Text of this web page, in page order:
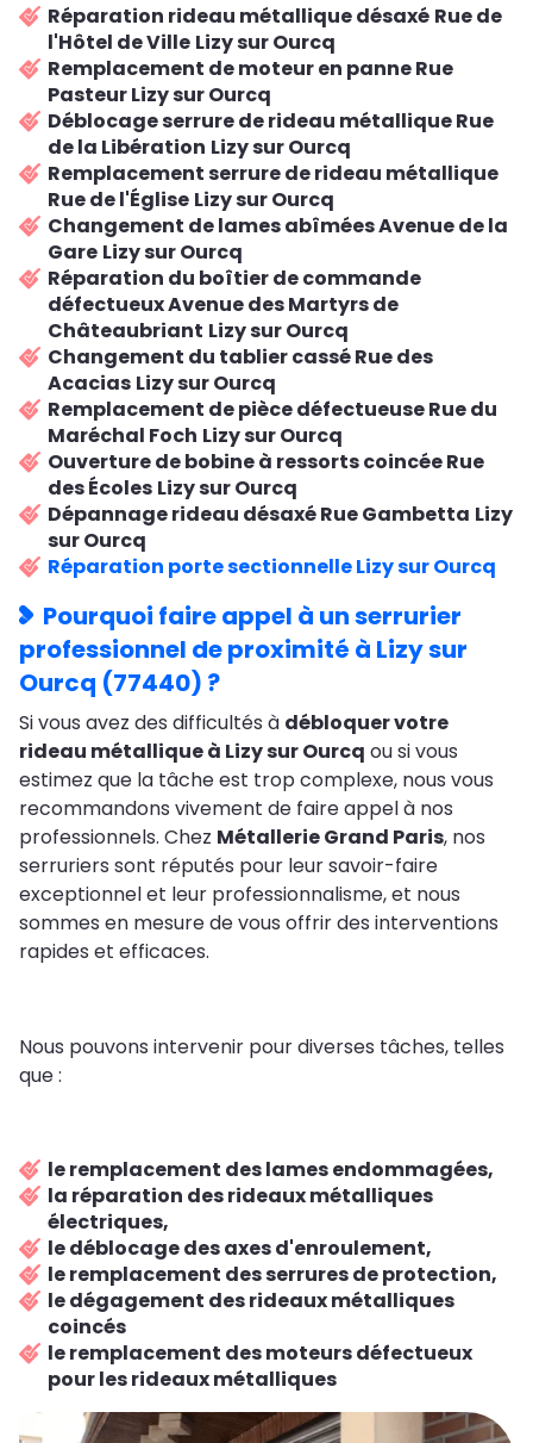
Réparation rideau métallique désaxé Rue de
l'Hôtel de Ville Lizy sur Ourcq
Remplacement de moteur en panne Rue
Pasteur Lizy sur Ourcq
Déblocage serrure de rideau métallique Rue
de la Libération Lizy sur Ourcq
Remplacement serrure de rideau métallique
Rue de l'Église Lizy sur Ourcq
Changement de lames abîmées Avenue de la
Gare Lizy sur Ourcq
Réparation du boîtier de commande
défectueuxAvenue des Martyrs de
Châteaubriant Lizy sur Ourcq
Changement du tablier casséRue des
Acacias Lizy sur Ourcq
Remplacement de pièce défectueuseRue du
Maréchal Foch Lizy sur Ourcq
Ouverture de bobine à ressorts coincéeRue
des Écoles Lizy sur Ourcq
Dépannage rideau désaxéRue Gambetta Lizy
sur Ourcq
Réparation porte sectionnelle Lizy sur Ourcq
Pourquoi faire appel à un serrurier
professionnel de proximité à Lizy sur
Ourcq (77440) ?
Si vous avez des difficultés à débloquer votre
rideau métallique à Lizy sur Ourcq ou si vous
estimez que la tâche est trop complexe, nous vous
recommandons vivement de faire appel à nos
professionnels. Chez Métallerie Grand Paris, nos
serruriers sont réputés pour leur savoir-faire
exceptionnel et leur professionnalisme, et nous
sommes en mesure de vous offrir des interventions
rapides et efficaces.
Nous pouvons intervenir pour diverses tâches, telles
que :
le remplacement des lames endommagées,
la réparation des rideaux métalliques
électriques,
le déblocage des axes d'enroulement,
le remplacement des serrures de protection,
le dégagement des rideaux métalliques
coincés
le remplacement des moteurs défectueux
pour les rideaux métalliques